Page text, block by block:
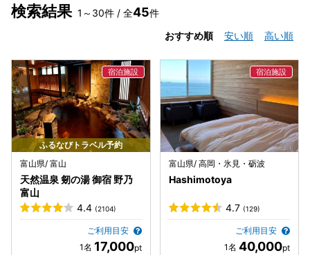
検索結果 1～30件 / 全45件
おすすめ順
安い順 高い順
ふるなびトラベル予約
富山県/ 富山
天然温泉 剱の湯 御宿 野乃
富山
4.4 (2104)
ご利用目安
17,000
富山県/ 高岡・氷見・砺波
Hashimotoya
4.7 (129)
ご利用目安
40,000